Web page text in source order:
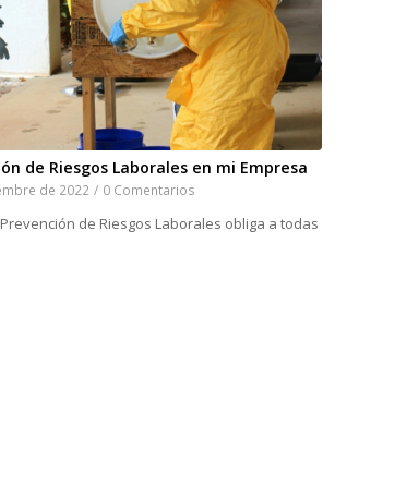
de Riesgos Laborales en mi Empresa
de 2022 / 0 Comentarios
de Riesgos Laborales obliga a todas